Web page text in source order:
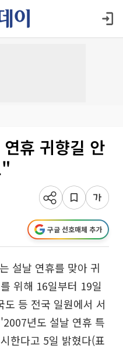
휴 귀향길 안
구글 선호매체 추가
설날 연휴를 맞아 귀
위해 16일부터 19일
등 전국 일원에서 서
년도 설날 연휴 특
한다고 5일 밝혔다(표